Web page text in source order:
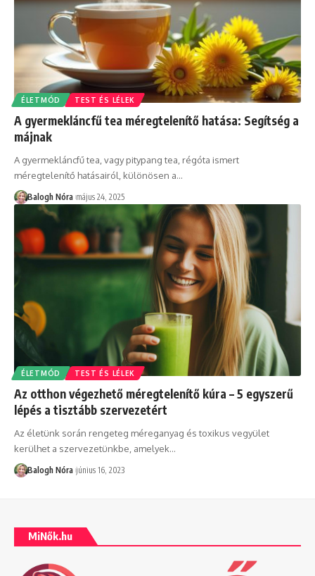
ÉLETMÓD TEST ÉS LÉLEK
A gyermekláncfű tea méregtelenítő hatása: Segítség a
májnak
A gyermekláncfű tea, vagy pitypang tea, régóta ismert
méregtelenítő hatásairól, különösen a…
Balogh Nóra május 24, 2025
ÉLETMÓD TEST ÉS LÉLEK
Az otthon végezhető méregtelenítő kúra – 5 egyszerű
lépés a tisztább szervezetért
Az életünk során rengeteg méreganyag és toxikus vegyület
kerülhet a szervezetünkbe, amelyek…
Balogh Nóra június 16, 2023
MiNők.hu